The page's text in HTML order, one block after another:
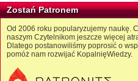
Zostań Patronem
Od 2006 roku popularyzujemy naukę.
naszym Czytelnikom jeszcze więcej
Dlatego postanowiliśmy poprosić o
pomóż nam rozwijać KopalnięWiedzy.